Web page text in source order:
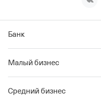
Банк
Малый бизнес
Средний бизнес